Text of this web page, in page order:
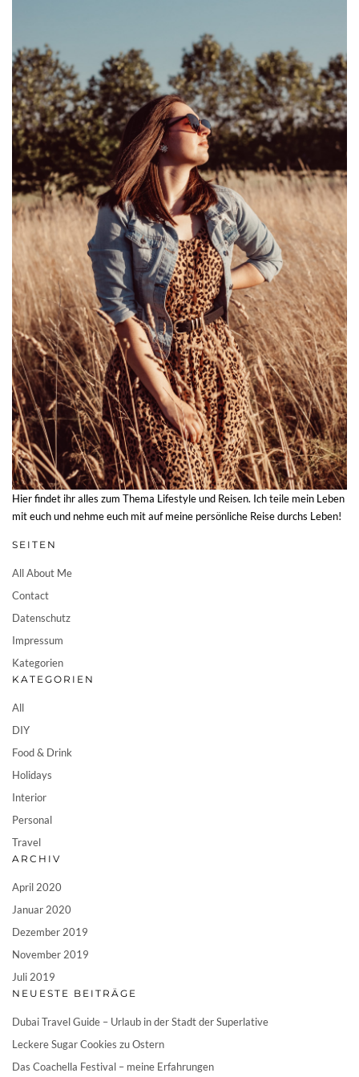
Hier findet ihr alles zum Thema Lifestyle und Reisen. Ich teile mein Leben
mit euch und nehme euch mit auf meine persönliche Reise durchs Leben!
SEITEN
All About Me
Contact
Datenschutz
Impressum
Kategorien
KATEGORIEN
All
DIY
Food & Drink
Holidays
Interior
Personal
Travel
ARCHIV
April 2020
Januar 2020
Dezember 2019
November 2019
Juli 2019
NEUESTE BEITRÄGE
Dubai Travel Guide – Urlaub in der Stadt der Superlative
Leckere Sugar Cookies zu Ostern
Das Coachella Festival – meine Erfahrungen